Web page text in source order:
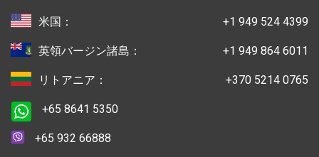
米国： +1 949 524 4399
英領バージン諸島： +1 949 864 6011
リトアニア： +370 5214 0765
+65 8641 5350
+65 932 66888